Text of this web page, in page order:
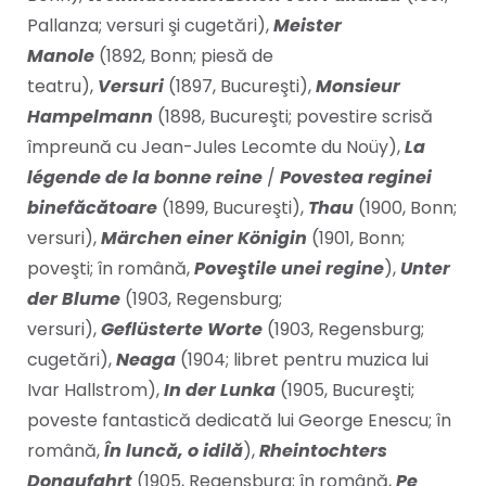
Pallanza; versuri şi cugetări),Meister
Manole (1892, Bonn; piesă de
teatru), Versuri (1897, Bucureşti),Monsieur
Hampelmann (1898, Bucureşti; povestire scrisă
împreună cu Jean-Jules Lecomte du Noüy),La
légende de la bonne reine / Povestea reginei
binefăcătoare (1899, Bucureşti), Thau (1900, Bonn;
versuri),Märchen einer Königin (1901, Bonn;
poveşti; în română,Poveştile unei regine), Unter
der Blume (1903, Regensburg;
versuri),Geflüsterte Worte (1903, Regensburg;
cugetări),Neaga (1904; libret pentru muzica lui
Ivar Hallstrom),In der Lunka (1905, Bucureşti;
poveste fantastică dedicată lui George Enescu; în
română,În luncă, o idilă),Rheintochters